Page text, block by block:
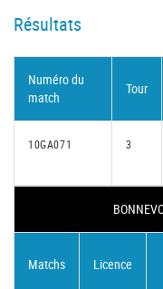
Résultats
Numéro du
match
Tour
10GA071 3
Matchs Licence